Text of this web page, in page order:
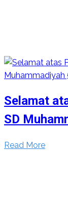
Selamat
SD
Read More